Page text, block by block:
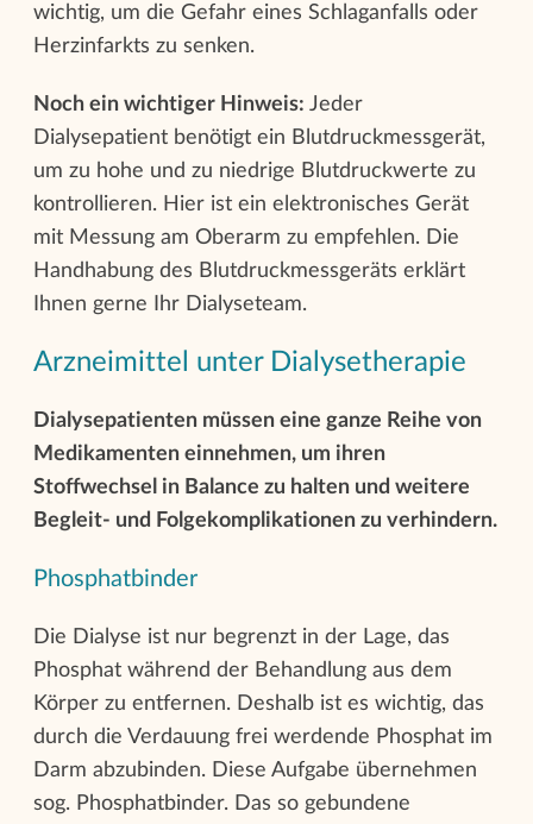
wichtig, um die Gefahr eines Schlaganfalls oder
Herzinfarkts zu senken.
Noch ein wichtiger Hinweis: Jeder
Dialysepatient benötigt ein Blutdruckmessgerät,
um zu hohe und zu niedrige Blutdruckwerte zu
kontrollieren. Hier ist ein elektronisches Gerät
mit Messung am Oberarm zu empfehlen. Die
Handhabung des Blutdruckmessgeräts erklärt
Ihnen gerne Ihr Dialyseteam.
Arzneimittel unter Dialysetherapie
Dialysepatienten müssen eine ganze Reihe von
Medikamenten einnehmen, um ihren
Stoffwechsel in Balance zu halten und weitere
Begleit- und Folgekomplikationen zu verhindern.
Phosphatbinder
Die Dialyse ist nur begrenzt in der Lage, das
Phosphat während der Behandlung aus dem
Körper zu entfernen. Deshalb ist es wichtig, das
durch die Verdauung frei werdende Phosphat im
Darm abzubinden. Diese Aufgabe übernehmen
sog. Phosphatbinder. Das so gebundene